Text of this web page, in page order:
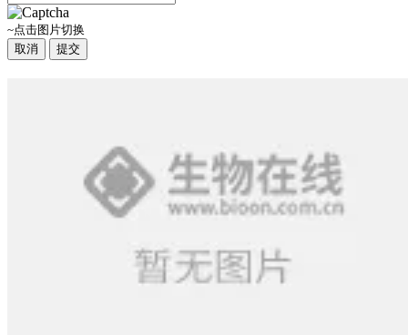
~点击图片切换
取消
提交